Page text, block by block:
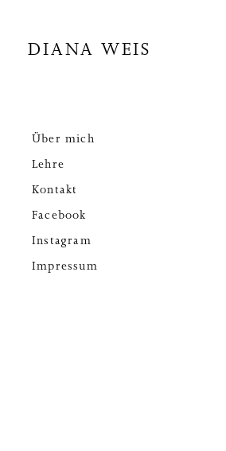
DIANA WEIS
Über mich
Lehre
Kontakt
Facebook
Instagram
Impressum